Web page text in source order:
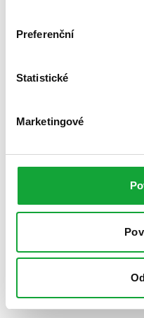
Preferenční
Statistické
Marketingové